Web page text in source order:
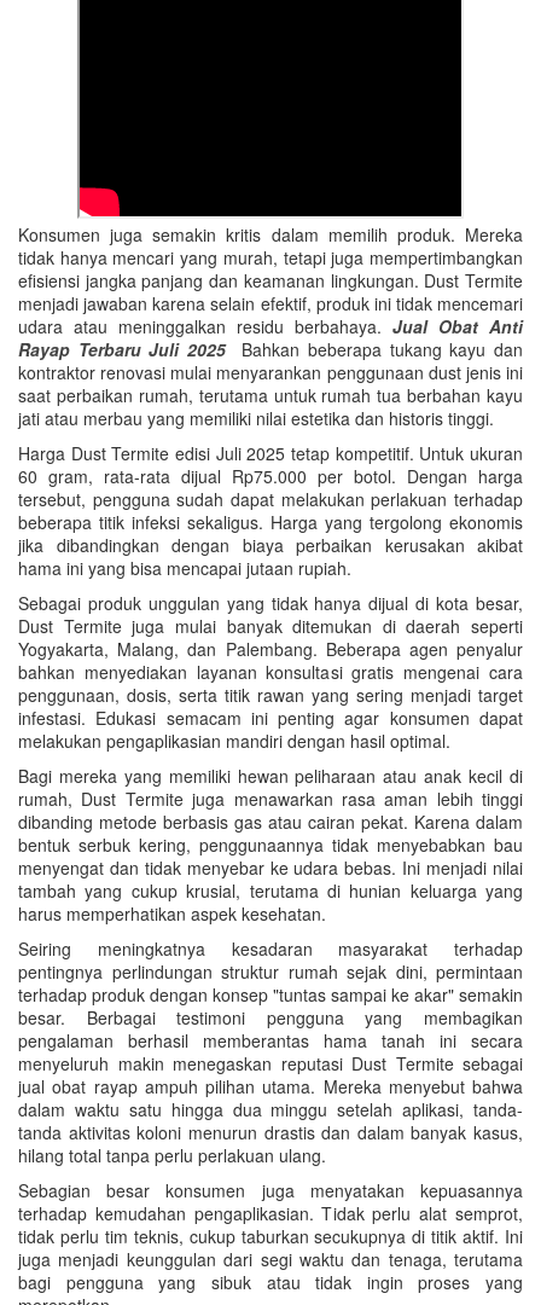
Konsumen juga semakin kritis dalam memilih produk. Mereka
tidak hanya mencari yang murah, tetapi juga mempertimbangkan
efisiensi jangka panjang dan keamanan lingkungan. Dust Termite
menjadi jawaban karena selain efektif, produk ini tidak mencemari
udara atau meninggalkan residu berbahaya. Jual Obat Anti
Rayap Terbaru Juli 2025Bahkan beberapa tukang kayu dan
kontraktor renovasi mulai menyarankan penggunaan dust jenis ini
saat perbaikan rumah, terutama untuk rumah tua berbahan kayu
jati atau merbau yang memiliki nilai estetika dan historis tinggi.
Harga Dust Termite edisi Juli 2025 tetap kompetitif. Untuk ukuran
60 gram, rata-rata dijual Rp75.000 per botol. Dengan harga
tersebut, pengguna sudah dapat melakukan perlakuan terhadap
beberapa titik infeksi sekaligus. Harga yang tergolong ekonomis
jika dibandingkan dengan biaya perbaikan kerusakan akibat
hama ini yang bisa mencapai jutaan rupiah.
Sebagai produk unggulan yang tidak hanya dijual di kota besar,
Dust Termite juga mulai banyak ditemukan di daerah seperti
Yogyakarta, Malang, dan Palembang. Beberapa agen penyalur
bahkan menyediakan layanan konsultasi gratis mengenai cara
penggunaan, dosis, serta titik rawan yang sering menjadi target
infestasi. Edukasi semacam ini penting agar konsumen dapat
melakukan pengaplikasian mandiri dengan hasil optimal.
Bagi mereka yang memiliki hewan peliharaan atau anak kecil di
rumah, Dust Termite juga menawarkan rasa aman lebih tinggi
dibanding metode berbasis gas atau cairan pekat. Karena dalam
bentuk serbuk kering, penggunaannya tidak menyebabkan bau
menyengat dan tidak menyebar ke udara bebas. Ini menjadi nilai
tambah yang cukup krusial, terutama di hunian keluarga yang
harus memperhatikan aspek kesehatan.
Seiring meningkatnya kesadaran masyarakat terhadap
pentingnya perlindungan struktur rumah sejak dini, permintaan
terhadap produk dengan konsep "tuntas sampai ke akar" semakin
besar. Berbagai testimoni pengguna yang membagikan
pengalaman berhasil memberantas hama tanah ini secara
menyeluruh makin menegaskan reputasi Dust Termite sebagai
jual obat rayap ampuh pilihan utama. Mereka menyebut bahwa
dalam waktu satu hingga dua minggu setelah aplikasi, tanda-
tanda aktivitas koloni menurun drastis dan dalam banyak kasus,
hilang total tanpa perlu perlakuan ulang.
Sebagian besar konsumen juga menyatakan kepuasannya
terhadap kemudahan pengaplikasian. Tidak perlu alat semprot,
tidak perlu tim teknis, cukup taburkan secukupnya di titik aktif. Ini
juga menjadi keunggulan dari segi waktu dan tenaga, terutama
bagi pengguna yang sibuk atau tidak ingin proses yang